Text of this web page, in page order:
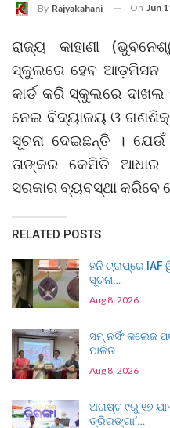
By Rajyakahani On Jun
ରାଜ୍ୟ କାହାଣୀ
ସ୍କୁଲରେ ହେବ ଆଡ଼ମିସନ
କାର୍ଡ କରି ସ୍କୁଲରେ ଦାଖଲ
ନେଇ ବିଦ୍ୟାଳୟ ଓ
ସୂଚନା ଦେଇଛନ୍ତି । ଯେଉଁ
ତାଙ୍କର କେମିତି ଆଧାର
ସରକାର ବ୍ୟବସ୍ଥା କରିବେ
RELATED POSTS
ହନି ଟ୍ରାପ୍‌ରେ
ସୂଚନା…
Aug 8, 2026
ସମ୍ ନର୍ସିଂ କଲେଜ
ପାଳିତ
Aug 8, 2026
ଅଗଷ୍ଟ ୯ରୁ ୧୭
ତ୍ରିରଙ୍ଗା’…